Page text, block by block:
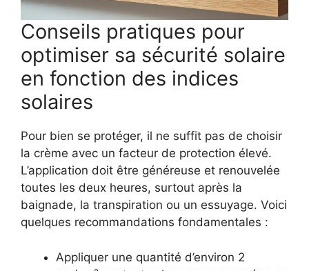
Conseils pratiques pour
optimiser sa sécurité solaire
en fonction des indices
solaires
Pour bien se protéger, il ne suffit pas de choisir
la crème avec un facteur de protection élevé.
L’application doit être généreuse et renouvelée
toutes les deux heures, surtout après la
baignade, la transpiration ou un essuyage. Voici
quelques recommandations fondamentales :
Appliquer une quantité d’environ 2